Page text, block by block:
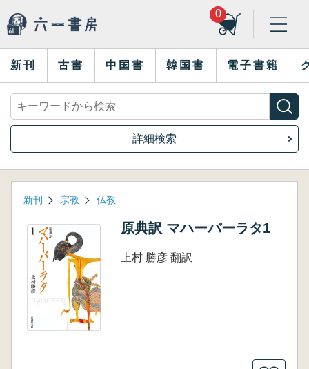
0
新刊 古書 中国書 韓国書 電子書籍
詳細検索
新刊 宗教 仏教
原典訳 マハーバーラタ1
上村 勝彦 翻訳